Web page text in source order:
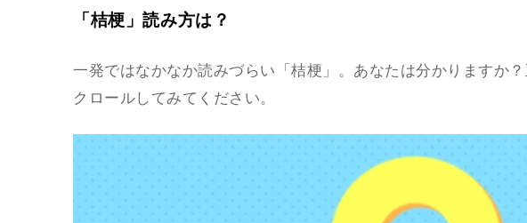
「桔梗」読み方は？
一発ではなかなか読みづらい「桔梗」。あなたは分かりますか？
クロールしてみてください。